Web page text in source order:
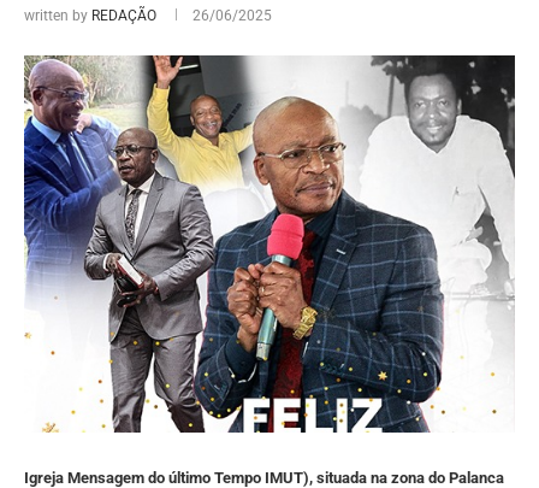
written by REDAÇÃO 26/06/2025
Igreja Mensagem do último Tempo IMUT), situada na zona do Palanca